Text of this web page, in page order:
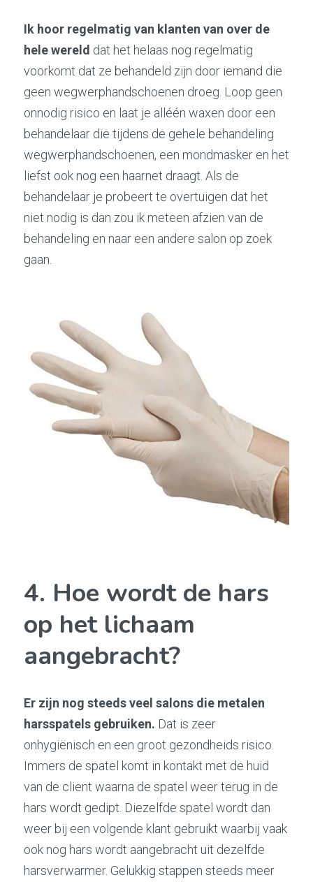
Ik hoor regelmatig van klanten van over de
hele wereld dat het helaas nog regelmatig
voorkomt dat ze behandeld zijn door iemand die
geen wegwerphandschoenen droeg. Loop geen
onnodig risico en laat je alléén waxen door een
behandelaar die tijdens de gehele behandeling
wegwerphandschoenen, een mondmasker en het
liefst ook nog een haarnet draagt. Als de
behandelaar je probeert te overtuigen dat het
niet nodig is dan zou ik meteen afzien van de
behandeling en naar een andere salon op zoek
gaan.
4. Hoe wordt de hars
op het lichaam
aangebracht?
Er zijn nog steeds veel salons die metalen
harsspatels gebruiken. Dat is zeer
onhygiënisch en een groot gezondheids risico.
Immers de spatel komt in kontakt met de huid
van de client waarna de spatel weer terug in de
hars wordt gedipt. Diezelfde spatel wordt dan
weer bij een volgende klant gebruikt waarbij vaak
ook nog hars wordt aangebracht uit dezelfde
harsverwarmer. Gelukkig stappen steeds meer